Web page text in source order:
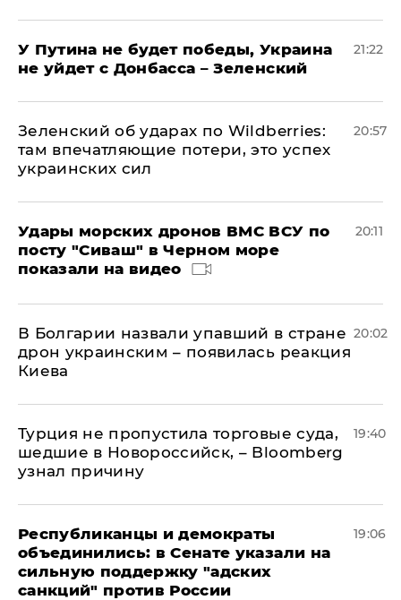
У Путина не будет победы, Украина
не уйдет с Донбасса – Зеленский
21:22
Зеленский об ударах по Wildberries:
там впечатляющие потери, это успех
украинских сил
20:57
Удары морских дронов ВМС ВСУ по
посту "Сиваш" в Черном море
показали на видео
20:11
В Болгарии назвали упавший в стране
дрон украинским – появилась реакция
Киева
20:02
Турция не пропустила торговые суда,
шедшие в Новороссийск, – Bloomberg
узнал причину
19:40
Республиканцы и демократы
объединились: в Сенате указали на
сильную поддержку "адских
санкций" против России
19:06